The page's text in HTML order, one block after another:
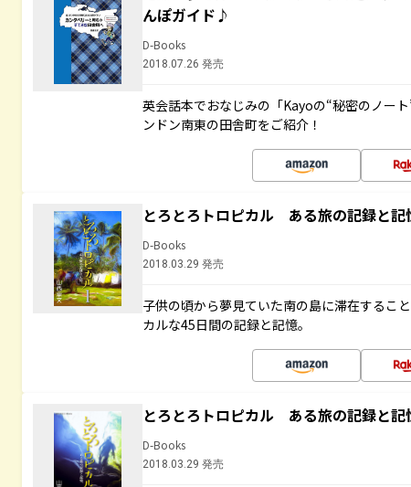
んぽガイド♪
D-Books
2018.07.26 発売
英会話本でおなじみの「Kayoの“秘密のノー
ンドン南東の田舎町をご紹介！
とろとろトロピカル ある旅の記録と
D-Books
2018.03.29 発売
子供の頃から夢見ていた南の島に滞在するこ
カルな45日間の記録と記憶。
とろとろトロピカル ある旅の記録と
D-Books
2018.03.29 発売